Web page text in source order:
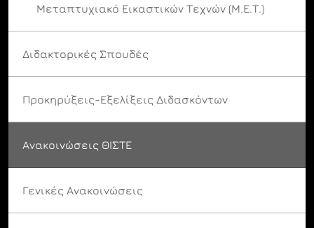
Μεταπτυχιακό Εικαστικών Τεχνών (Μ.Ε.Τ.)
Διδακτορικές Σπουδές
Προκηρύξεις-Εξελίξεις Διδασκόντων
Ανακοινώσεις ΘΙΣΤΕ
Γενικές Ανακοινώσεις